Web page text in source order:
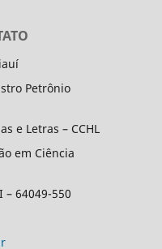
Petrônio
e Letras – CCHL
em Ciência
– 64049-550